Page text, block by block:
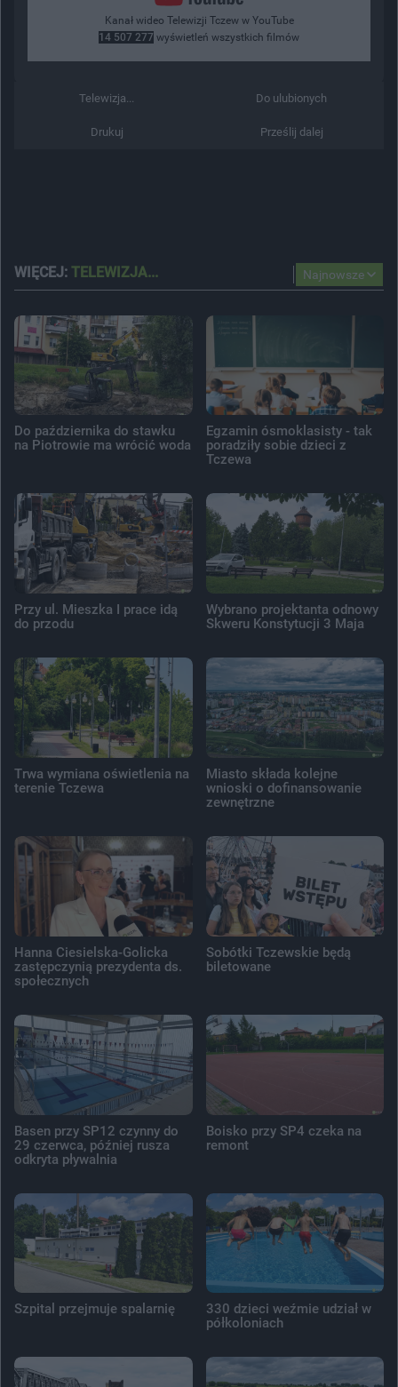
Kanał wideo Telewizji Tczew w YouTube
14 507 277 wyświetleń wszystkich filmów
Telewizja... Do ulubionych
Drukuj Prześlij dalej
Najnowsze
WIĘCEJ: TELEWIZJA...
Do października do stawku
na Piotrowie ma wrócić woda
Egzamin ósmoklasisty - tak
poradziły sobie dzieci z
Tczewa
Przy ul. Mieszka I prace idą
do przodu
Wybrano projektanta odnowy
Skweru Konstytucji 3 Maja
Trwa wymiana oświetlenia na
terenie Tczewa
Miasto składa kolejne
wnioski o dofinansowanie
zewnętrzne
Hanna Ciesielska-Golicka
zastępczynią prezydenta ds.
społecznych
Sobótki Tczewskie będą
biletowane
Basen przy SP12 czynny do
29 czerwca, później rusza
odkryta pływalnia
Boisko przy SP4 czeka na
remont
Szpital przejmuje spalarnię
330 dzieci weźmie udział w
półkoloniach